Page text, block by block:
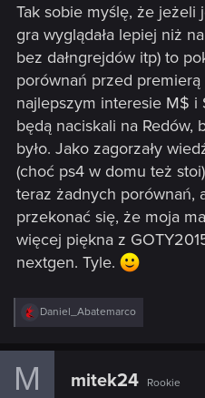
Tak sobie myślę, że jeżeli
gra wyglądała lepiej niż
bez dałngrejdów itp) to
porównań przed premierą
najlepszym interesie M$ i
będą naciskali na Redów,
było. Jako zagorzały
(choć ps4 w domu też
teraz żadnych porównań,
przekonać się, że moja
więcej piękna z
nextgen. Tyle.
R
e
c
Daniel_Abatemarco
M mitek24 Rookie